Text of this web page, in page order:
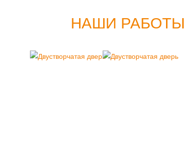
НАШИ РАБОТЫ